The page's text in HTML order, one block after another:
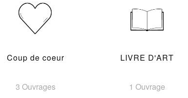
Coup de coeur
3 Ouvrages
LIVRE D'ART
1 Ouvrage